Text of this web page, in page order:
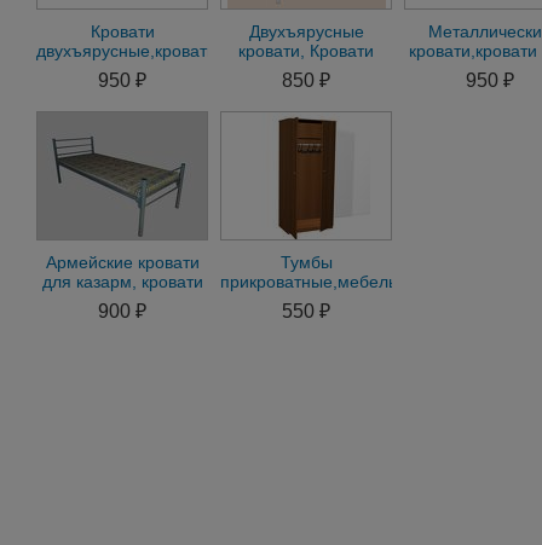
Кровати
двухъярусные,кровати
металлические
эконом с доставкой.
950 ₽
Двухъярусные
кровати, Кровати
металлические от
производителя
недорого
850 ₽ 950 ₽
Армейские кровати
для казарм, кровати
для студентов,
общежитий
900 ₽
Тумбы
прикроватные,мебель
дсп,кровати ,шкафы
,вешалки все для drg
550 ₽